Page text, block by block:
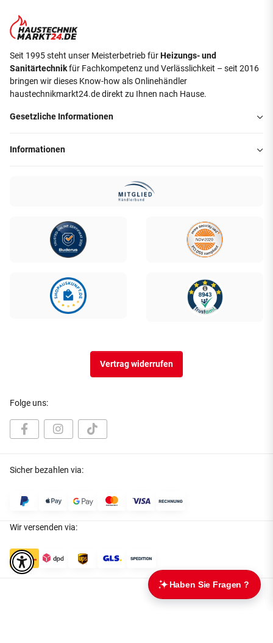
Seit 1995 steht unser Meisterbetrieb fürHeizungs- und
Sanitärtechnikfür Fachkompetenz und Verlässlichkeit – seit 2016
bringen wir dieses Know-how als Onlinehändler
haustechnikmarkt24.de direkt zu Ihnen nach Hause.
Gesetzliche Informationen
Informationen
Vertrag widerrufen
Folge uns:
Sicher bezahlen via:
Wir versenden via: